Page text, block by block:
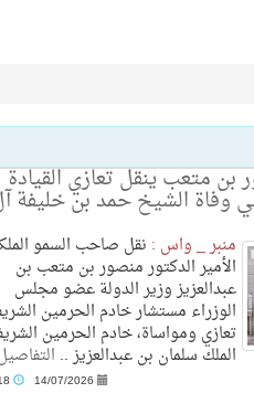
بن متعب ينقل تعازي القيادة
وفاة الشيخ حمد بن خليفة
منبر _ واس : نقل صاحب السمو
الأمير الدكتور منصور بن متعب بن
عبدالعزيز وزير الدولة عضو مجلس
الوزراء مستشار خادم الحرمين
تعازي ومواساة، خادم الحرمين
الملك سلمان بن عبدالعزيز ..
14/07/2026